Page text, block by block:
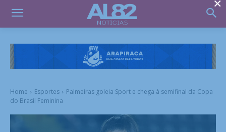
Home Esportes
Palmeiras goleia Sport e chega à semifinal da Copa
do Brasil Feminina